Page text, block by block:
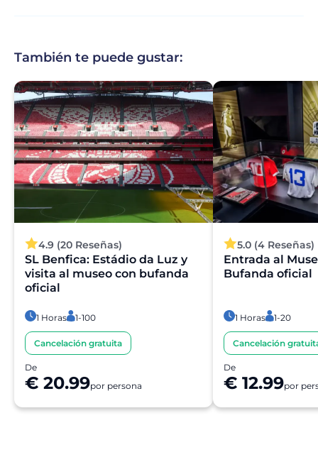
También te puede gustar:
4.9 (20 Reseñas)
SL Benfica: Estádio da Luz y
visita al museo con bufanda
oficial
1 Horas 1-100
Cancelación gratuita
De
€ 20.99por persona
5.0 (4 Reseñas)
Entrada al
Bufanda oficial
1 Horas 1-20
Cancelación
De
€ 12.99por